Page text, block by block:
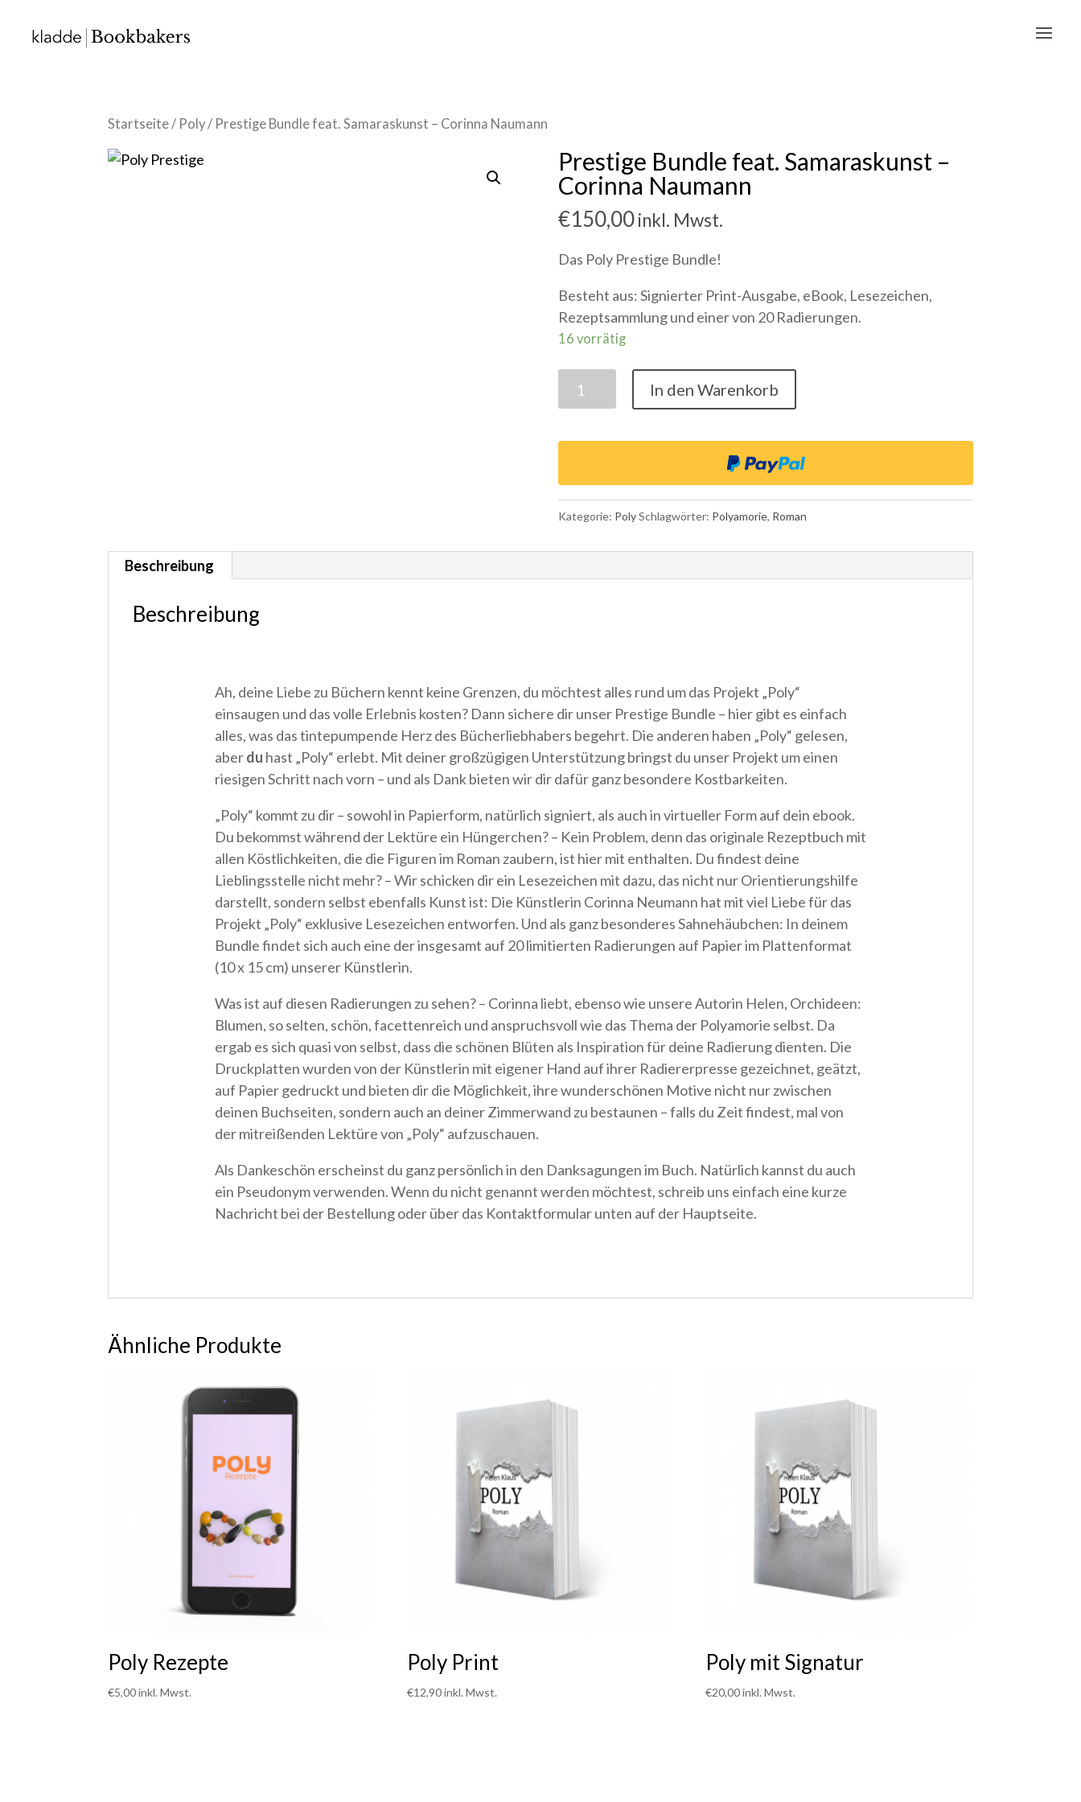
Startseite/ Poly/ Prestige Bundle feat. Samaraskunst – Corinna Naumann
Prestige Bundle feat. Samaraskunst –
Corinna Naumann
€150,00 inkl. Mwst.
Das Poly Prestige Bundle!
Besteht aus: Signierter Print-Ausgabe, eBook, Lesezeichen,
Rezeptsammlung und einer von 20 Radierungen.
16 vorrätig
Bundle
Samaraskunst
Corinna
Naumann
In den Warenkorb
Kategorie: Poly Schlagwörter: Polyamorie, Roman
Beschreibung
Beschreibung
Ah, deine Liebe zu Büchern kennt keine Grenzen, du möchtest alles rund um das Projekt „Poly“
einsaugen und das volle Erlebnis kosten? Dann sichere dir unser Prestige Bundle – hier gibt es einfach
alles, was das tintepumpende Herz des Bücherliebhabers begehrt. Die anderen haben „Poly“ gelesen,
aberdu hast „Poly“ erlebt. Mit deiner großzügigen Unterstützung bringst du unser Projekt um einen
riesigen Schritt nach vorn – und als Dank bieten wir dir dafür ganz besondere Kostbarkeiten.
„Poly“ kommt zu dir – sowohl in Papierform, natürlich signiert, als auch in virtueller Form auf dein ebook.
Du bekommst während der Lektüre ein Hüngerchen? – Kein Problem, denn das originale Rezeptbuch mit
allen Köstlichkeiten, die die Figuren im Roman zaubern, ist hier mit enthalten. Du findest deine
Lieblingsstelle nicht mehr? – Wir schicken dir ein Lesezeichen mit dazu, das nicht nur Orientierungshilfe
darstellt, sondern selbst ebenfalls Kunst ist: Die Künstlerin Corinna Neumann hat mit viel Liebe für das
Projekt „Poly“ exklusive Lesezeichen entworfen. Und als ganz besonderes Sahnehäubchen: In deinem
Bundle findet sich auch eine der insgesamt auf 20 limitierten Radierungen auf Papier im Plattenformat
(10 x 15 cm) unserer Künstlerin.
Was ist auf diesen Radierungen zu sehen? – Corinna liebt, ebenso wie unsere Autorin Helen, Orchideen:
Blumen, so selten, schön, facettenreich und anspruchsvoll wie das Thema der Polyamorie selbst. Da
ergab es sich quasi von selbst, dass die schönen Blüten als Inspiration für deine Radierung dienten. Die
Druckplatten wurden von der Künstlerin mit eigener Hand auf ihrer Radiererpresse gezeichnet, geätzt,
auf Papier gedruckt und bieten dir die Möglichkeit, ihre wunderschönen Motive nicht nur zwischen
deinen Buchseiten, sondern auch an deiner Zimmerwand zu bestaunen – falls du Zeit findest, mal von
der mitreißenden Lektüre von „Poly“ aufzuschauen.
Als Dankeschön erscheinst du ganz persönlich in den Danksagungen im Buch. Natürlich kannst du auch
ein Pseudonym verwenden. Wenn du nicht genannt werden möchtest, schreib uns einfach eine kurze
Nachricht bei der Bestellung oder über das Kontaktformular unten auf der Hauptseite.
Ähnliche Produkte
Poly Rezepte
€5,00 inkl. Mwst.
Poly Print
€12,90inkl. Mwst.
Poly mit Signatur
€20,00inkl. Mwst.